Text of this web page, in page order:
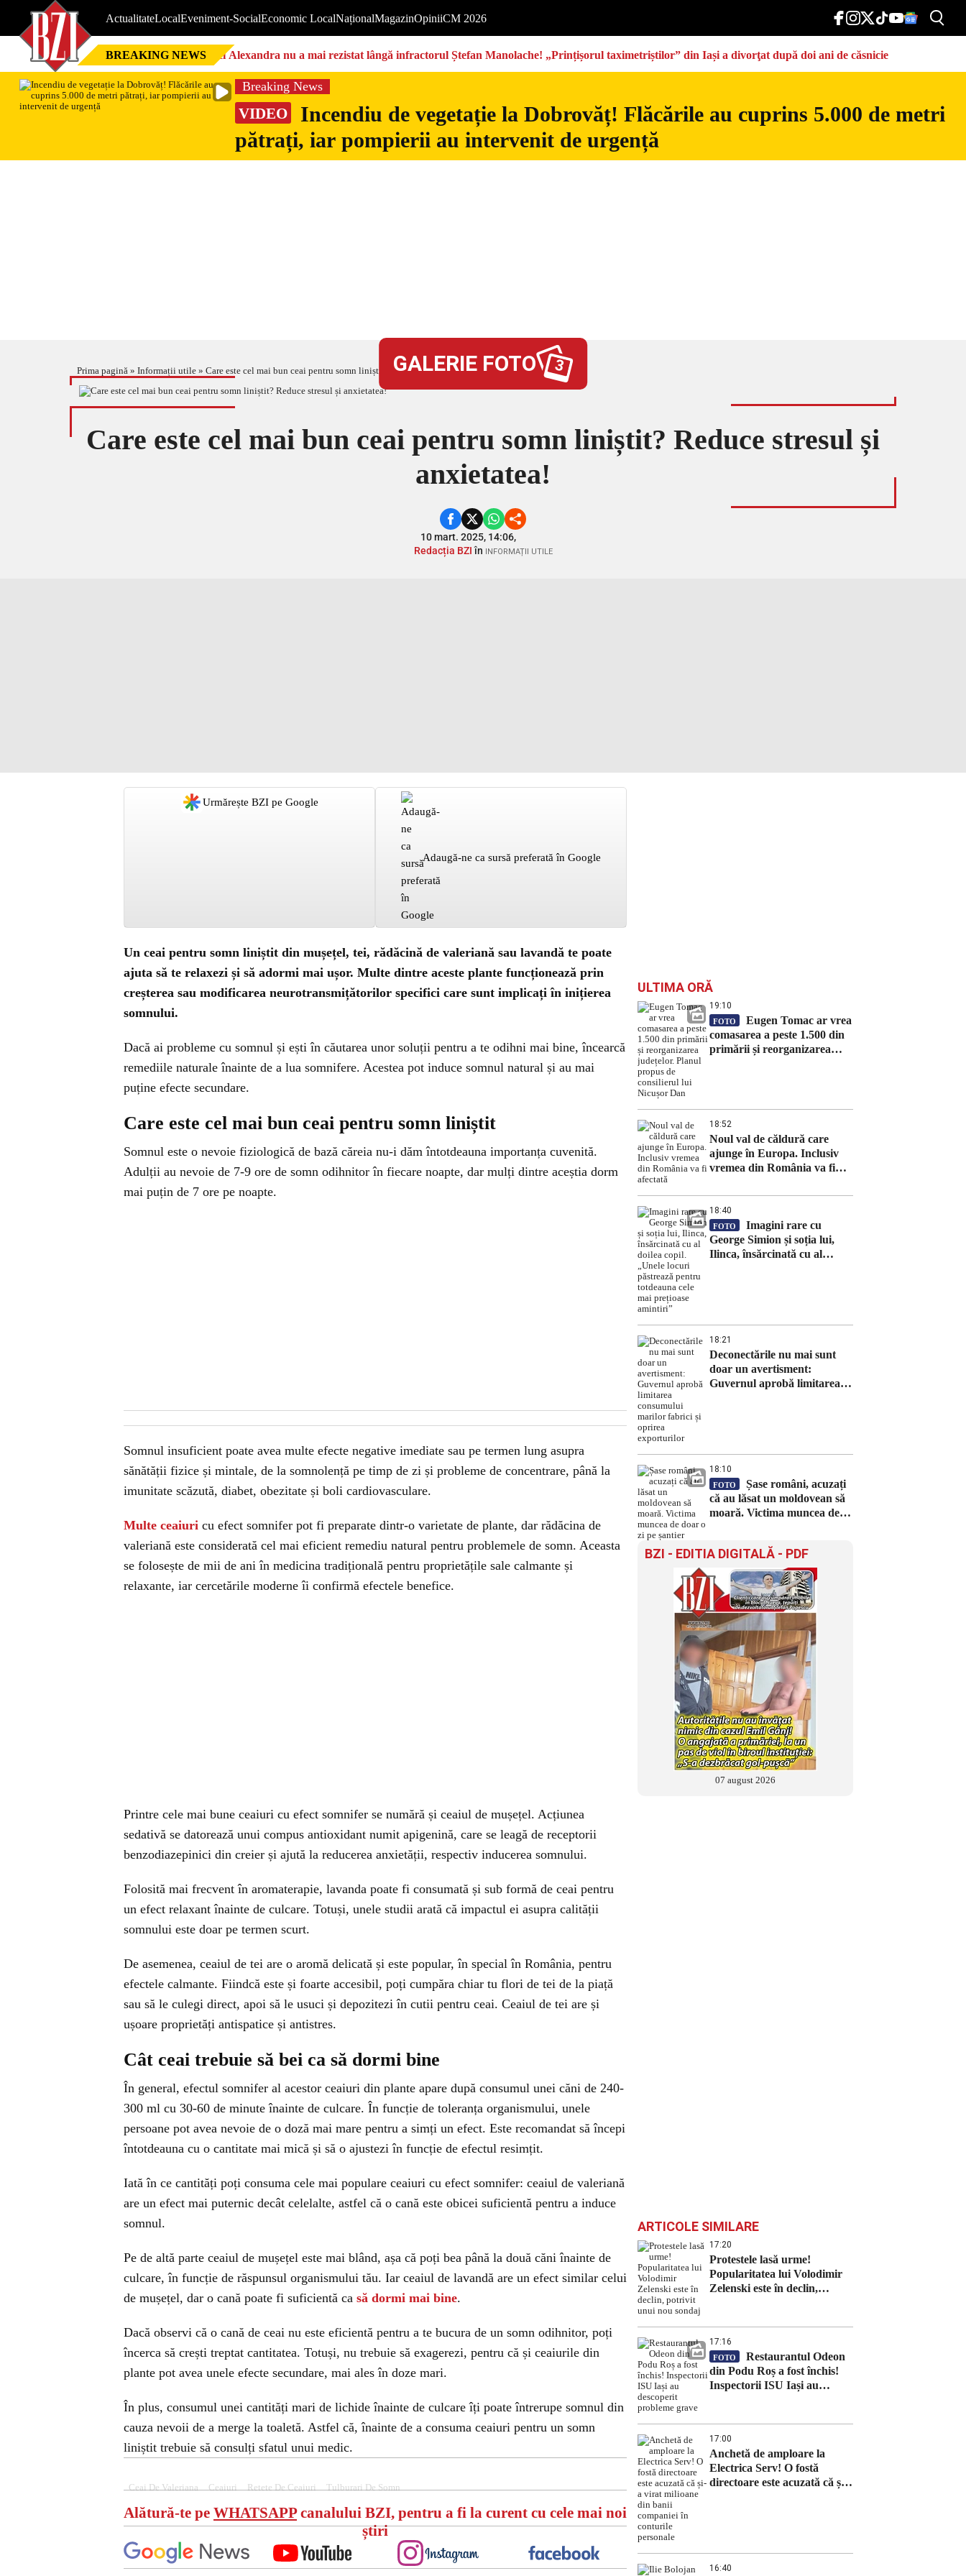
ActualitateLocalEveniment-SocialEconomic LocalNaționalMagazinOpiniiCM 2026
BREAKING NEWS Nici Alexandra nu a mai rezistat lângă infractorul Ștefan Manolache! „Prințișorul taximetriștilor” din Iași a divorţat după doi ani de căsnicie
Breaking News
VIDEO
Incendiu de vegetație la Dobrovăț! Flăcările au cuprins 5.000 de metri
pătrați, iar pompierii au intervenit de urgență
Prima pagină » Informații utile » Care este cel mai bun ceai pentru somn liniștit? Reduce stresul și anxietatea!
GALERIE FOTO 3
Care este cel mai bun ceai pentru somn liniștit? Reduce stresul și
anxietatea!
10 mart. 2025, 14:06,
Redacția BZIîn INFORMAȚII UTILE
Urmărește BZI pe Google
Adaugă-ne ca sursă preferată în Google
Un ceai pentru somn liniștit din mușețel, tei, rădăcină de valeriană sau lavandă te poate
ajuta să te relaxezi și să adormi mai ușor. Multe dintre aceste plante funcționează prin
creșterea sau modificarea neurotransmițătorilor specifici care sunt implicați în inițierea
somnului.
Dacă ai probleme cu somnul și ești în căutarea unor soluții pentru a te odihni mai bine, încearcă
remediile naturale înainte de a lua somnifere. Acestea pot induce somnul natural și au mai
puține efecte secundare.
Care este cel mai bun ceai pentru somn liniștit
Somnul este o nevoie fiziologică de bază căreia nu-i dăm întotdeauna importanța cuvenită.
Adulții au nevoie de 7-9 ore de somn odihnitor în fiecare noapte, dar mulți dintre aceștia dorm
mai puțin de 7 ore pe noapte.
Somnul insuficient poate avea multe efecte negative imediate sau pe termen lung asupra
sănătății fizice și mintale, de la somnolență pe timp de zi și probleme de concentrare, până la
imunitate scăzută, diabet, obezitate și boli cardiovasculare.
Multe ceaiuri cu efect somnifer pot fi preparate dintr-o varietate de plante, dar rădăcina de
valeriană este considerată cel mai eficient remediu natural pentru problemele de somn. Aceasta
se folosește de mii de ani în medicina tradițională pentru proprietățile sale calmante și
relaxante, iar cercetările moderne îi confirmă efectele benefice.
Printre cele mai bune ceaiuri cu efect somnifer se numără și ceaiul de mușețel. Acțiunea
sedativă se datorează unui compus antioxidant numit apigenină, care se leagă de receptorii
benzodiazepinici din creier și ajută la reducerea anxietății, respectiv inducerea somnului.
Folosită mai frecvent în aromaterapie, lavanda poate fi consumată și sub formă de ceai pentru
un efect relaxant înainte de culcare. Totuși, unele studii arată că impactul ei asupra calității
somnului este doar pe termen scurt.
De asemenea, ceaiul de tei are o aromă delicată și este popular, în special în România, pentru
efectele calmante. Fiindcă este și foarte accesibil, poți cumpăra chiar tu flori de tei de la piață
sau să le culegi direct, apoi să le usuci și depozitezi în cutii pentru ceai. Ceaiul de tei are și
ușoare proprietăți antispatice și antistres.
Cât ceai trebuie să bei ca să dormi bine
În general, efectul somnifer al acestor ceaiuri din plante apare după consumul unei căni de 240-
300 ml cu 30-60 de minute înainte de culcare. În funcție de toleranța organismului, unele
persoane pot avea nevoie de o doză mai mare pentru a simți un efect. Este recomandat să începi
întotdeauna cu o cantitate mai mică și să o ajustezi în funcție de efectul resimțit.
Iată în ce cantități poți consuma cele mai populare ceaiuri cu efect somnifer: ceaiul de valeriană
are un efect mai puternic decât celelalte, astfel că o cană este obicei suficientă pentru a induce
somnul.
Pe de altă parte ceaiul de mușețel este mai blând, așa că poți bea până la două căni înainte de
culcare, în funcție de răspunsul organismului tău. Iar ceaiul de lavandă are un efect similar celui
de mușețel, dar o cană poate fi suficientă ca să dormi mai bine.
Dacă observi că o cană de ceai nu este eficientă pentru a te bucura de un somn odihnitor, poți
încerca să crești treptat cantitatea. Totuși, nu trebuie să exagerezi, pentru că și ceaiurile din
plante pot avea unele efecte secundare, mai ales în doze mari.
În plus, consumul unei cantități mari de lichide înainte de culcare îți poate întrerupe somnul din
cauza nevoii de a merge la toaletă. Astfel că, înainte de a consuma ceaiuri pentru un somn
liniștit trebuie să consulți sfatul unui medic.
Ceai De Valeriana Ceaiuri Retete De Ceaiuri Tulburari De Somn
Alătură-te pe WHATSAPPcanalului BZI, pentru a fi la curent cu cele mai noi
știri
ULTIMA ORĂ
19:10
FOTO
Eugen Tomac ar vrea
comasarea a peste 1.500 din
primării și reorganizarea
18:52
Noul val de căldură care
ajunge în Europa. Inclusiv
vremea din România va fi
18:40
FOTO
Imagini rare cu
George Simion și soția lui,
Ilinca, însărcinată cu al
18:21
Deconectările nu mai sunt
doar un avertisment:
Guvernul aprobă limitarea
18:10
FOTO
Șase români, acuzați
că au lăsat un moldovean să
moară. Victima muncea de
BZI - EDITIA DIGITALĂ - PDF
07 august 2026
ARTICOLE SIMILARE
17:20
Protestele lasă urme!
Popularitatea lui Volodimir
Zelenski este în declin,
17:16
FOTO
Restaurantul Odeon
din Podu Roș a fost închis!
Inspectorii ISU Iași au
17:00
Anchetă de amploare la
Electrica Serv! O fostă
directoare este acuzată că și-a
16:40